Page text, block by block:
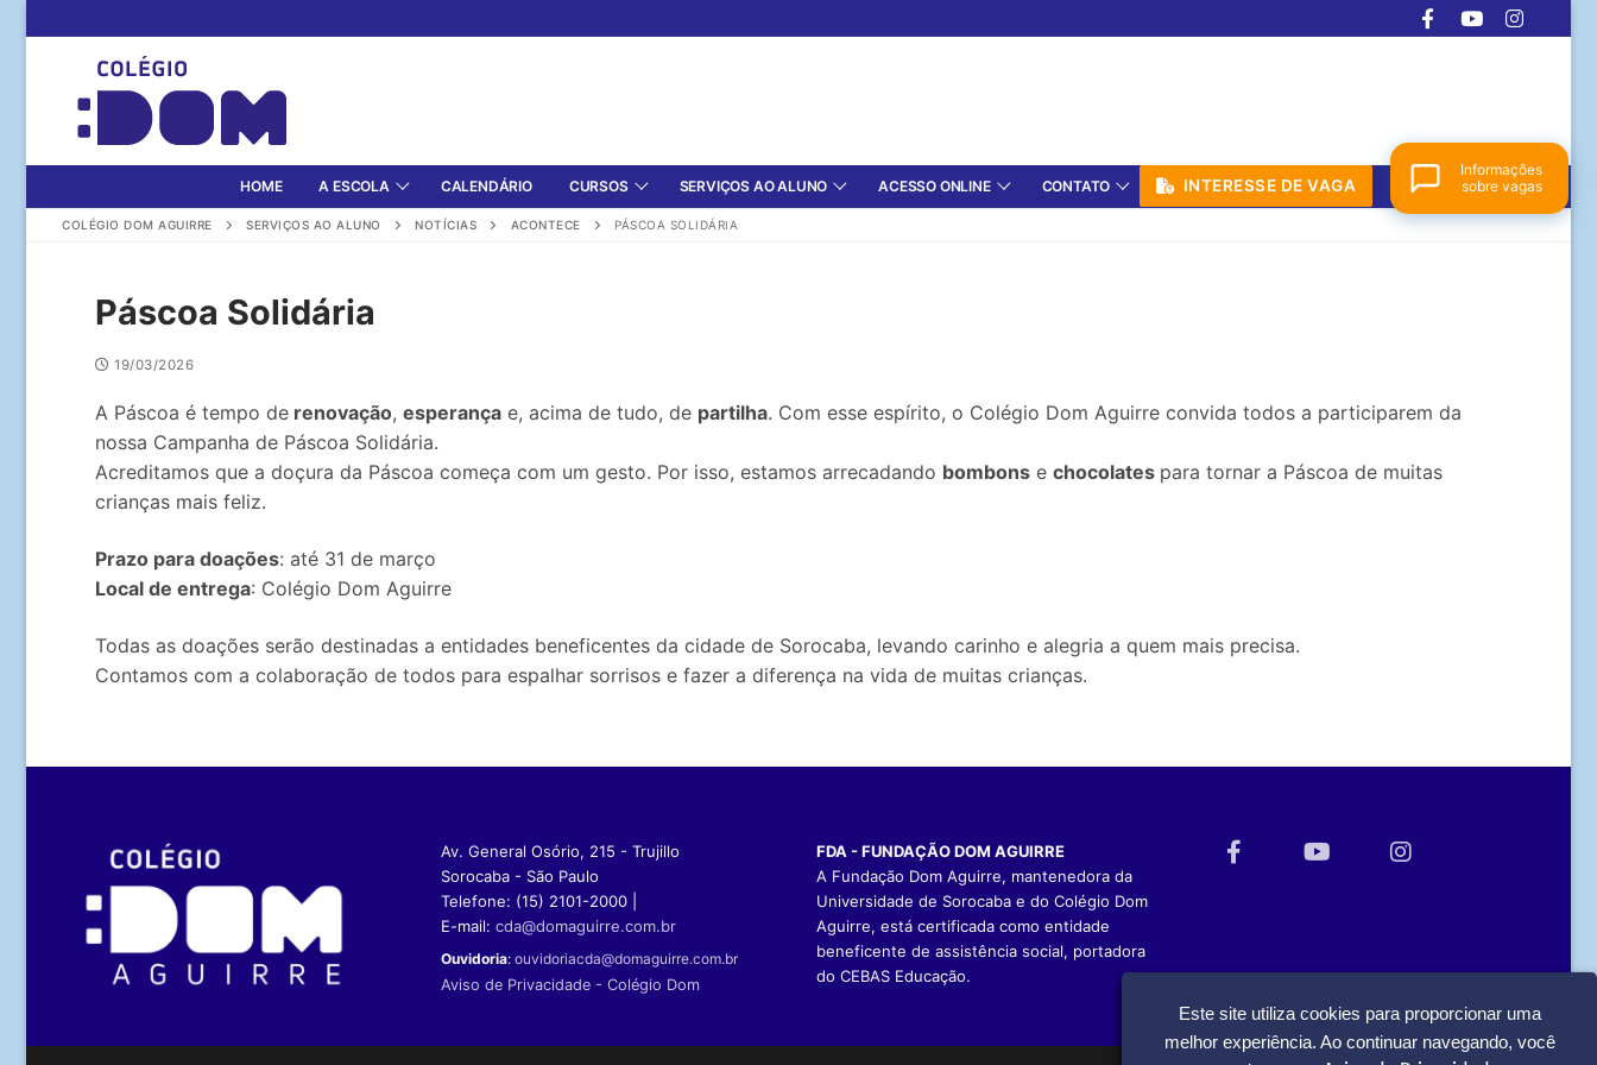
Este site utiliza cookies para proporcionar uma
melhor experiência. Ao continuar navegando, você
para
conteúdo
HOME A ESCOLA CALENDÁRIO CURSOS SERVIÇOS AO ALUNO ACESSO ONLINE CONTATO INTERESSE DE VAGA
COLÉGIO DOM AGUIRRE SERVIÇOS AO ALUNO NOTÍCIAS ACONTECE PÁSCOA SOLIDÁRIA
Páscoa Solidária
19/03/2026
A Páscoa é tempo de renovação, esperança e, acima de tudo, de partilha. Com esse espírito, o Colégio Dom Aguirre convida todos a participarem da
nossa Campanha de Páscoa Solidária.
Acreditamos que a doçura da Páscoa começa com um gesto. Por isso, estamos arrecadando bombons e chocolates para tornar a Páscoa de muitas
crianças mais feliz.
Prazo para doações: até 31 de março
Local de entrega: Colégio Dom Aguirre
Todas as doações serão destinadas a entidades beneficentes da cidade de Sorocaba, levando carinho e alegria a quem mais precisa.
Contamos com a colaboração de todos para espalhar sorrisos e fazer a diferença na vida de muitas crianças.
Av. General Osório, 215 - Trujillo
Sorocaba - São Paulo
Telefone: (15) 2101-2000 |
E-mail: cda@domaguirre.com.br
Ouvidoria: ouvidoriacda@domaguirre.com.br
Aviso de Privacidade - Colégio Dom
FDA - FUNDAÇÃO DOM AGUIRRE
A Fundação Dom Aguirre, mantenedora da
Universidade de Sorocaba e do Colégio Dom
Aguirre, está certificada como entidade
beneficente de assistência social, portadora
do CEBAS Educação.
Informações
sobre vagas